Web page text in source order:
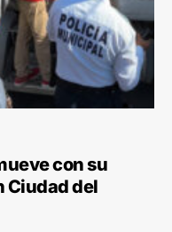
con su
Ciudad del